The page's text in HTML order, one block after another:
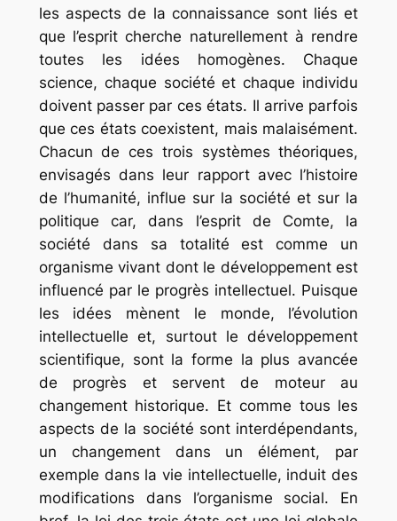
les aspects de la connaissance sont liés et
que l’esprit cherche naturellement à rendre
toutes les idées homogènes. Chaque
science, chaque société et chaque individu
doivent passer par ces états. Il arrive parfois
que ces états coexistent, mais malaisément.
Chacun de ces trois systèmes théoriques,
envisagés dans leur rapport avec l’histoire
de l’humanité, influe sur la société et sur la
politique car, dans l’esprit de Comte, la
société dans sa totalité est comme un
organisme vivant dont le développement est
influencé par le progrès intellectuel. Puisque
les idées mènent le monde, l’évolution
intellectuelle et, surtout le développement
scientifique, sont la forme la plus avancée
de progrès et servent de moteur au
changement historique. Et comme tous les
aspects de la société sont interdépendants,
un changement dans un élément, par
exemple dans la vie intellectuelle, induit des
modifications dans l’organisme social. En